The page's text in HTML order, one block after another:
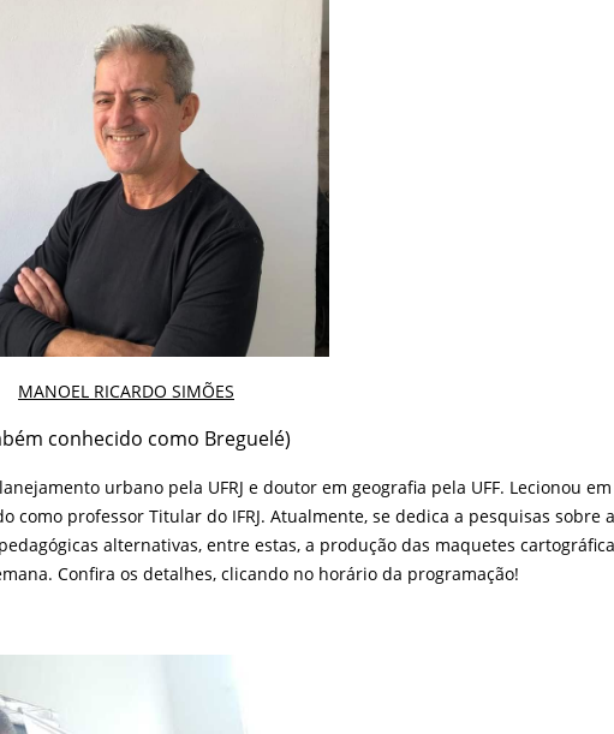
MANOEL RICARDO SIMÕES
conhecido como Breguelé)
urbano pela UFRJ e doutor em geografia pela UFF. Lecionou
como professor Titular do IFRJ. Atualmente, se dedica a pesquisas sobre
alternativas, entre estas, a produção das maquetes
Confira os detalhes, clicando no horário da programação!